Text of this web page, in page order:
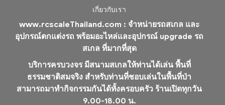
เกี่ยวกับเรา
www.rcscaleThailand.com : จำหน่ายรถสเกล และ
อุปกรณ์ตกแต่งรถ พร้อมอะไหล่และอุปกรณ์ upgrade รถ
สเกล ที่มากที่สุด
บริการครบวงจร มีสนามสเกลให้ท่านได้เล่น พื้นที่
ธรรมชาติสมจริง สำหรับท่านที่ชอบเล่นในพื้นที่ป่า
สามารถมาทำกิจกรรมกันได้ทั้งครอบครัว ร้านเปิดทุกวัน
9.00-18.00 น.